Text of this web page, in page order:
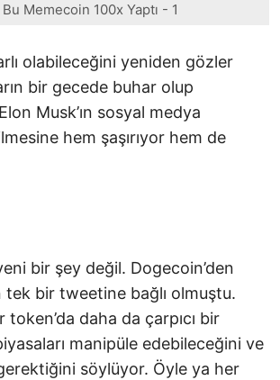
Memecoin 100x Yaptı - 1
olabileceğini yeniden gözler
bir gecede buhar olup
Musk’ın sosyal medya
hem şaşırıyor hem de
bir şey değil. Dogecoin’den
tek bir tweetine bağlı olmuştu.
daha da çarpıcı bir
manipüle edebileceğini ve
söylüyor. Öyle ya her